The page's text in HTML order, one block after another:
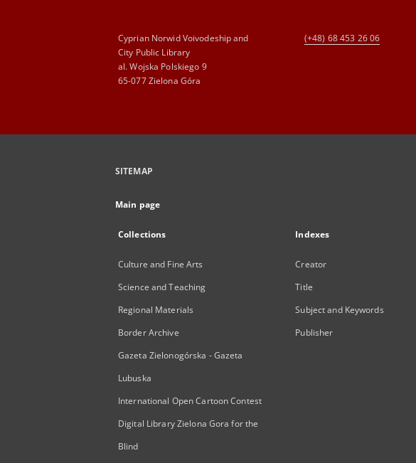
Cyprian Norwid Voivodeship and
City Public Library
al. Wojska Polskiego 9
65-077 Zielona Góra
(+48) 68 453 26 06
SITEMAP
Main page
Collections
Culture and Fine Arts
Science and Teaching
Regional Materials
Border Archive
Gazeta Zielonogórska - Gazeta
Lubuska
International Open Cartoon Contest
Digital Library Zielona Gora for the
Blind
Indexes
Creator
Title
Subject and Keywords
Publisher